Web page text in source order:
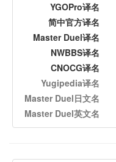
YGOPro译名
简中官方译名
Master Duel译名
NWBBS译名
CNOCG译名
Yugipedia译名
Master Duel日文名
Master Duel英文名